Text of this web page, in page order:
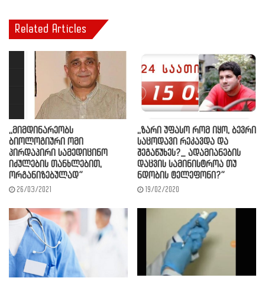
Related Articles
,,მიმდინარეობს
ბიოლოგიური ომი
პირდაპირი სამედიცინო
იძულების თანხლებით,
ორგანიზებულად”
26/03/2021
,,ზარი უფასო რომ იყო, ბევრი
საცოდავი რეკავდა და
შეგაწუხეს?_ ადამიანების
დაცვის სამინისტროა თუ
ნდობის ტელეფონი?”
19/02/2020